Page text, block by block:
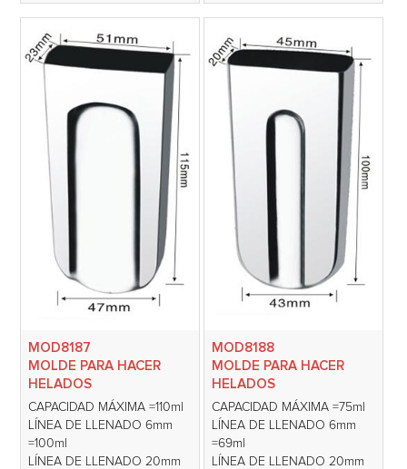
MOD8187
MOLDE PARA HACER
HELADOS
CAPACIDAD MÁXIMA =110ml
LÍNEA DE LLENADO 6mm
=100ml
LÍNEA DE LLENADO 20mm
MOD8188
MOLDE PARA HACER
HELADOS
CAPACIDAD MÁXIMA =75ml
LÍNEA DE LLENADO 6mm
=69ml
LÍNEA DE LLENADO 20mm